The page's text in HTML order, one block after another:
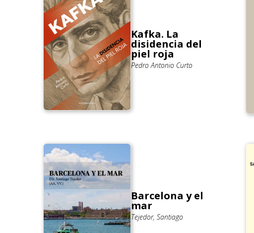
Kafka. La
disidencia del
piel roja
Pedro Antonio Curto
Barcelona y el
mar
Tejedor, Santiago